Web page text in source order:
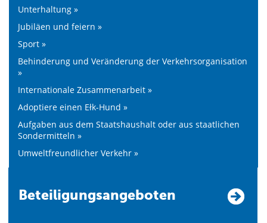
Unterhaltung »
Jubiläen und feiern »
Sport »
Behinderung und Veränderung der Verkehrsorganisation
»
Internationale Zusammenarbeit »
Adoptiere einen Ełk-Hund »
Aufgaben aus dem Staatshaushalt oder aus staatlichen
Sondermitteln »
Umweltfreundlicher Verkehr »
Beteiligungsangeboten